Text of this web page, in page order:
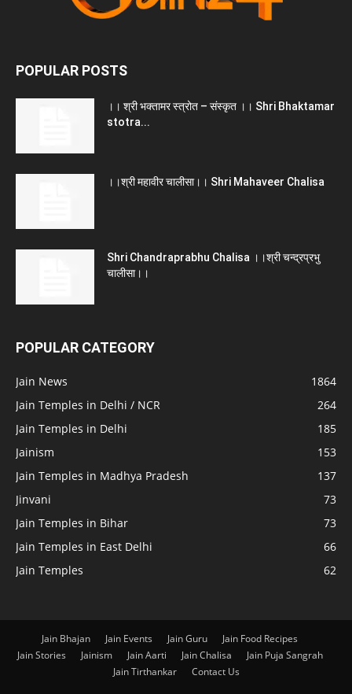
POPULAR POSTS
।। श्री भक्तामर स्त्रोत – संस्कृत ।। Shri Bhaktamar
stotra...
।।श्री महावीर चालीसा।। Shri Mahaveer Chalisa
Shri Chandraprabhu Chalisa ।।श्री चन्द्रप्रभु
चालीसा।।
POPULAR CATEGORY
Jain News
1864
Jain Temples in Delhi / NCR
264
Jain Temples in Delhi
185
Jainism
153
Jain Temples in Madhya Pradesh
137
Jinvani
73
Jain Temples in Bihar
73
Jain Temples in East Delhi
66
Jain Temples
62
Jain Bhajan Jain Events Jain Guru
Jain Food Recipes
Jain Stories
Jainism Jain Aarti Jain Chalisa
Jain Puja Sangrah
Jain Tirthankar
Contact Us